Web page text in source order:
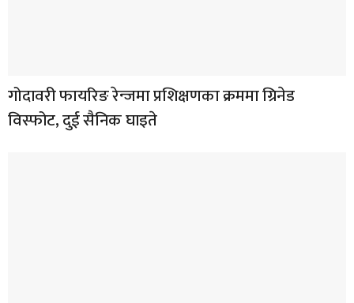
गोदावरी फायरिङ रेन्जमा प्रशिक्षणका क्रममा ग्रिनेड
विस्फोट, दुई सैनिक घाइते